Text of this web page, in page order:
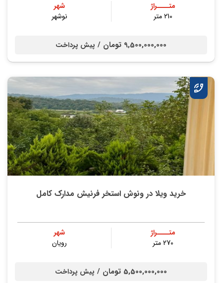
متــــراژ
210 متر
شهر
نوشهر
9,500,000,000 تومان / پیش پرداخت
خرید ویلا در ونوش استخر فرنیش مدارک کامل
متــــراژ
270 متر
شهر
رویان
5,500,000,000 تومان / پیش پرداخت